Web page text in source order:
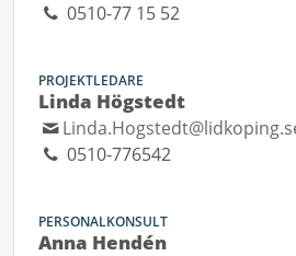
0510-77 15 52
PROJEKTLEDARE
Linda Högstedt
0510-776542
PERSONALKONSULT
Anna Hendén